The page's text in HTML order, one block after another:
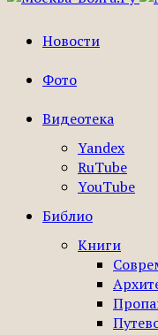
Новости
Фото
Видеотека
Yandex
RuTube
YouTube
Библио
Книги